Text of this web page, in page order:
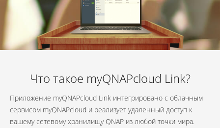
Что такое myQNAPcloud Link?
Приложение myQNAPcloud Link интегрировано с облачным
сервисом myQNAPcloud и реализует удаленный доступ к
вашему сетевому хранилищу QNAP из любой точки мира.